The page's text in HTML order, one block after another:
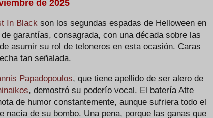
de 2025
In Black son los segundas espadas de Helloween en
garantías, consagrada, con una década sobre las
asumir su rol de teloneros en esta ocasión. Caras
tan señalada.
Papadopoulos, que tiene apellido de ser alero de
, demostró su poderío vocal. El batería Atte
de humor constantemente, aunque sufriera todo el
nacía de su bombo. Una pena, porque las ganas que